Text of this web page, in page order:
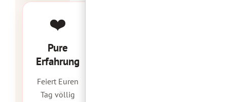
❤️
Pure
Erfahrung
Feiert Euren
Tag völlig